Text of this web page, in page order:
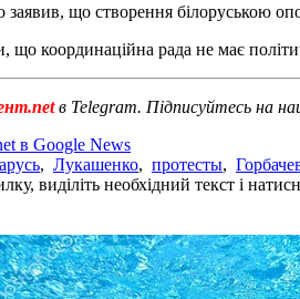
що створення білоруською
що координаційна рада не має
в Telegram. Підписуйтесь на
в Google News
, Лукашенко, протесты,
виділіть необхідний текст і